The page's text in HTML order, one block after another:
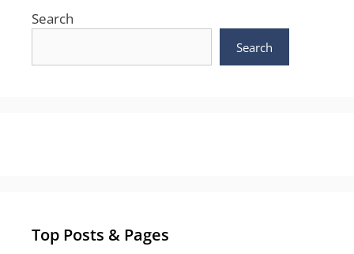
Search
Search
Top Posts & Pages